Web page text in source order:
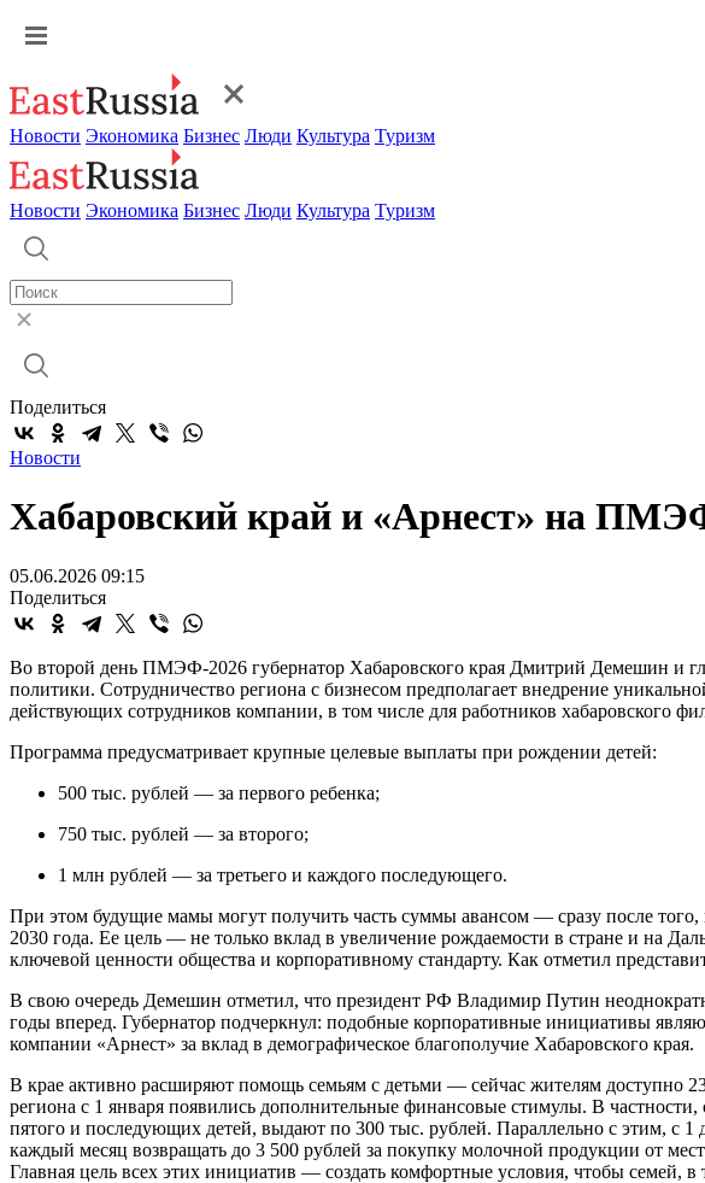
Новости Экономика Бизнес Люди Культура Туризм
Новости Экономика Бизнес Люди Культура Туризм
Поделиться
Новости
Хабаровский край и «Арнест» на
05.06.2026 09:15
Поделиться
Во второй день ПМЭФ-2026 губернатор Хабаровского края Дмитрий Демешин и
политики. Сотрудничество региона с бизнесом предполагает внедрение
действующих сотрудников компании, в том числе для работников хабаровского
Программа предусматривает крупные целевые выплаты при рождении детей:
500 тыс. рублей — за первого ребенка;
750 тыс. рублей — за второго;
1 млн рублей — за третьего и каждого последующего.
При этом будущие мамы могут получить часть суммы авансом — сразу после
2030 года. Ее цель — не только вклад в увеличение рождаемости в стране и на
ключевой ценности общества и корпоративному стандарту. Как отметил
В свою очередь Демешин отметил, что президент РФ Владимир Путин
годы вперед. Губернатор подчеркнул: подобные корпоративные инициативы
компании «Арнест» за вклад в демографическое благополучие Хабаровского края.
В крае активно расширяют помощь семьям с детьми — сейчас жителям доступно
региона с 1 января появились дополнительные финансовые стимулы. В
пятого и последующих детей, выдают по 300 тыс. рублей. Параллельно с этим, с
каждый месяц возвращать до 3 500 рублей за покупку молочной продукции от
Главная цель всех этих инициатив — создать комфортные условия, чтобы семей,